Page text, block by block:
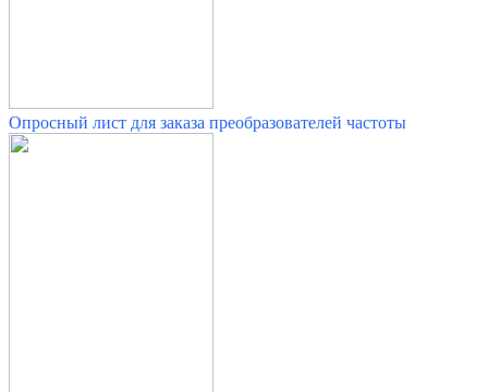
Опросный лист для заказа преобразователей частоты